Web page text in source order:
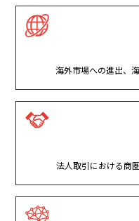
海外市場への進出、
法人取引における商